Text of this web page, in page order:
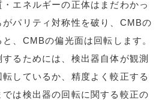
エネルギーの正体はまだわかっ
パリティ対称性を破り、CMBの
、CMBの偏光面は回転します。
るためには、検出器自体が観測
しているか、精度よく較正する
は検出器の回転に関する較正の